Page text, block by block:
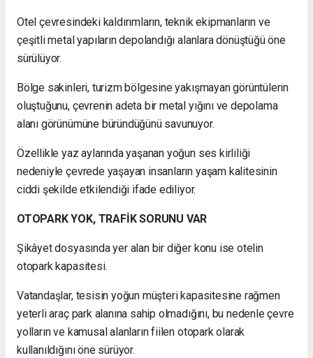
Otel çevresindeki kaldırımların, teknik ekipmanların ve
çeşitli metal yapıların depolandığı alanlara dönüştüğü öne
sürülüyor.
Bölge sakinleri, turizm bölgesine yakışmayan görüntülerin
oluştuğunu, çevrenin adeta bir metal yığını ve depolama
alanı görünümüne büründüğünü savunuyor.
Özellikle yaz aylarında yaşanan yoğun ses kirliliği
nedeniyle çevrede yaşayan insanların yaşam kalitesinin
ciddi şekilde etkilendiği ifade ediliyor.
OTOPARK YOK, TRAFİK SORUNU VAR
Şikâyet dosyasında yer alan bir diğer konu ise otelin
otopark kapasitesi.
Vatandaşlar, tesisin yoğun müşteri kapasitesine rağmen
yeterli araç park alanına sahip olmadığını, bu nedenle çevre
yolların ve kamusal alanların fiilen otopark olarak
kullanıldığını öne sürüyor.